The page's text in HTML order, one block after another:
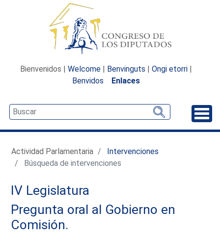
Bienvenidos | Welcome | Benvinguts | Ongi etorri |
Benvidos
Enlaces
Actividad Parlamentaria
Intervenciones
Búsqueda de intervenciones
IV Legislatura
Pregunta oral al Gobierno en
Comisión.